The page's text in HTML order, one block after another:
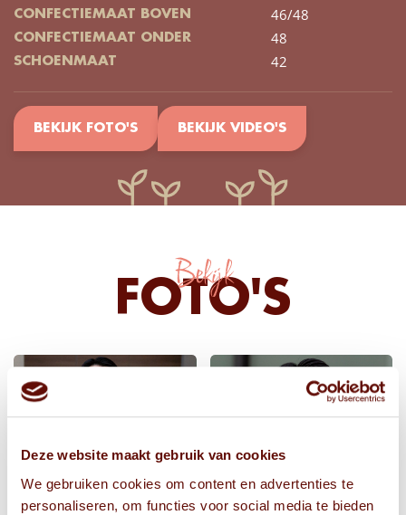
Deze website maakt gebruik van cookies
We gebruiken cookies om content en advertenties te
personaliseren, om functies voor social media te bieden
CONFECTIEMAAT BOVEN 46/48
CONFECTIEMAAT ONDER 48
SCHOENMAAT 42
BEKIJK FOTO'S BEKIJK VIDEO'S
Bekijk
FOTO'S